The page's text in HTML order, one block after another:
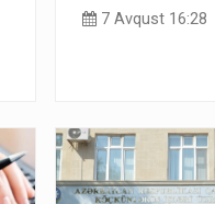
7 Avqust 16:28